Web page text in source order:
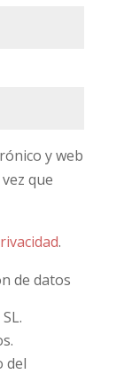
y web
que
.
de datos
del